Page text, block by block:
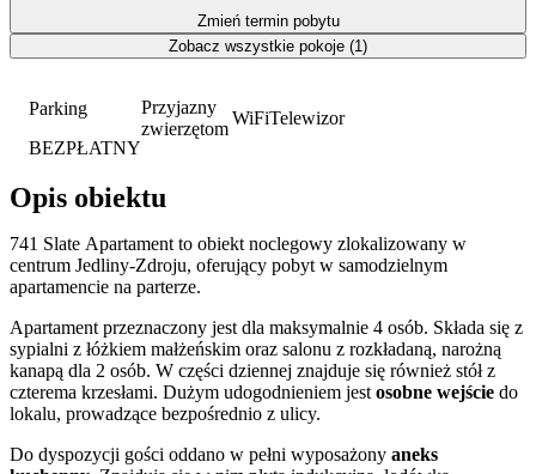
Parking
BEZPŁATNY
Przyjazny
zwierzętom
WiFiTelewizor
Opis obiektu
741 Slate Apartament to obiekt noclegowy zlokalizowany w
centrum Jedliny-Zdroju, oferujący pobyt w samodzielnym
apartamencie na parterze.
Apartament przeznaczony jest dla maksymalnie 4 osób. Składa się z
sypialni z łóżkiem małżeńskim oraz salonu z rozkładaną, narożną
kanapą dla 2 osób. W części dziennej znajduje się również stół z
czterema krzesłami. Dużym udogodnieniem jestosobne wejście do
lokalu, prowadzące bezpośrednio z ulicy.
Do dyspozycji gości oddano w pełni wyposażony aneks
Zmień termin pobytu
Zobacz wszystkie pokoje (1)